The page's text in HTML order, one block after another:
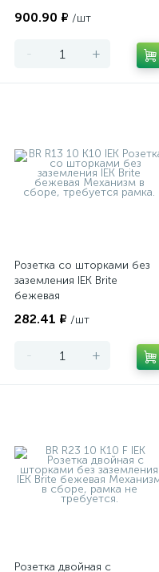
900.90 ₽ /шт
- +
Розетка со шторками без
заземления IEK Brite
бежевая
282.41 ₽ /шт
- +
Розетка двойная с